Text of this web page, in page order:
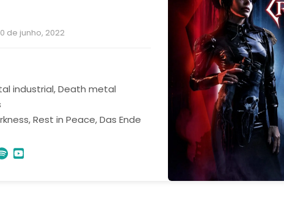
de junho, 2022
industrial, Death metal
Rest in Peace, Das Ende